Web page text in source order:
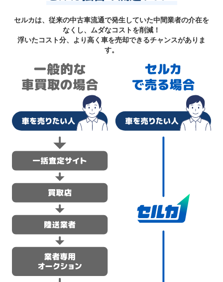
セルカは、従来の中古車流通で発生していた中間業者の介在を
なくし、ムダなコストを削減！
浮いたコスト分、より高く車を売却できるチャンスがありま
す。